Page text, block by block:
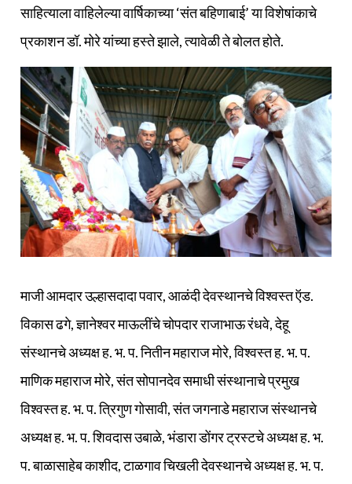
साहित्याला वाहिलेल्या वार्षिकाच्या ‘संत बहिणाबाई’ या विशेषांकाचे
प्रकाशन डॉ. मोरे यांच्या हस्ते झाले, त्यावेळी ते बोलत होते.
माजी आमदार उल्हासदादा पवार, आळंदी देवस्थानचे विश्वस्त ऍड.
विकास ढगे, ज्ञानेश्वर माऊलींचे चोपदार राजाभाऊ रंधवे, देहू
संस्थानचे अध्यक्ष ह. भ. प. नितीन महाराज मोरे, विश्वस्त ह. भ. प.
माणिक महाराज मोरे, संत सोपानदेव समाधी संस्थानाचे प्रमुख
विश्वस्त ह. भ. प. त्रिगुण गोसावी, संत जगनाडे महाराज संस्थानचे
अध्यक्ष ह. भ. प. शिवदास उबाळे, भंडारा डोंगर ट्रस्टचे अध्यक्ष ह. भ.
प. बाळासाहेब काशीद, टाळगाव चिखली देवस्थानचे अध्यक्ष ह. भ. प.